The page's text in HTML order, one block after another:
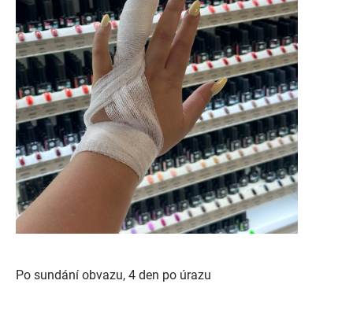
Po sundání obvazu, 4 den po úrazu